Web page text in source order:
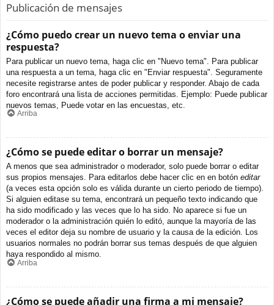
Publicación de mensajes
¿Cómo puedo crear un nuevo tema o enviar una
respuesta?
Para publicar un nuevo tema, haga clic en "Nuevo tema". Para publicar
una respuesta a un tema, haga clic en "Enviar respuesta". Seguramente
necesite registrarse antes de poder publicar y responder. Abajo de cada
foro encontrará una lista de acciones permitidas. Ejemplo: Puede publicar
nuevos temas, Puede votar en las encuestas, etc.
Arriba
¿Cómo se puede editar o borrar un mensaje?
A menos que sea administrador o moderador, solo puede borrar o editar
sus propios mensajes. Para editarlos debe hacer clic en en botón editar
(a veces esta opción solo es válida durante un cierto periodo de tiempo).
Si alguien editase su tema, encontrará un pequeño texto indicando que
ha sido modificado y las veces que lo ha sido. No aparece si fue un
moderador o la administración quién lo editó, aunque la mayoría de las
veces el editor deja su nombre de usuario y la causa de la edición. Los
usuarios normales no podrán borrar sus temas después de que alguien
haya respondido al mismo.
Arriba
¿Cómo se puede añadir una firma a mi mensaje?